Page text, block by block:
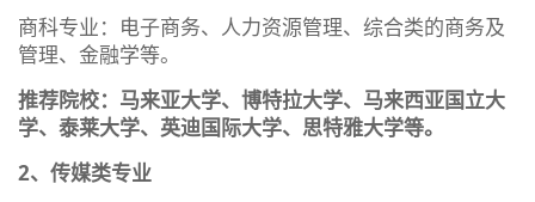
商科专业：电子商务、人力资源管理、综合类的商务及
管理、金融学等。
推荐院校：马来亚大学、博特拉大学、马来西亚国立大
学、泰莱大学、英迪国际大学、思特雅大学等。
2、传媒类专业